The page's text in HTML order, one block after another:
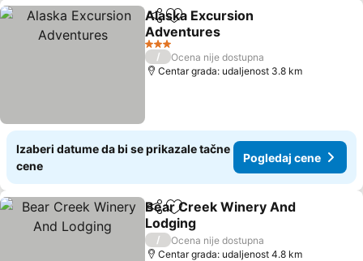
Deli Dodati u favorite
Alaska Excursion
Adventures
Pogledaj cene
3 Zvezdice
/
Ocena nije dostupna
Centar grada: udaljenost 3.8 km
Izaberi datume da bi se prikazale tačne
cene
Pogledaj cene
Deli Dodati u favorite
Bear Creek Winery And
Lodging
Pogledaj cene
/
Ocena nije dostupna
Centar grada: udaljenost 4.8 km